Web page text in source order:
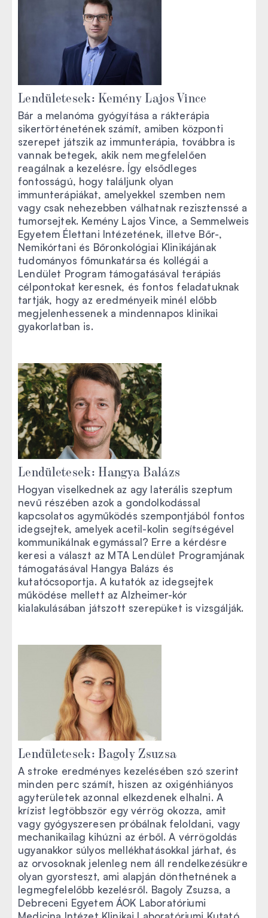
Lendületesek: Kemény Lajos Vince
Bár a melanóma gyógyítása a rákterápia
sikertörténetének számít, amiben központi
szerepet játszik az immunterápia, továbbra is
vannak betegek, akik nem megfelelően
reagálnak a kezelésre. Így elsődleges
fontosságú, hogy találjunk olyan
immunterápiákat, amelyekkel szemben nem
vagy csak nehezebben válhatnak rezisztenssé a
tumorsejtek. Kemény Lajos Vince, a Semmelweis
Egyetem Élettani Intézetének, illetve Bőr-,
Nemikórtani és Bőronkológiai Klinikájának
tudományos főmunkatársa és kollégái a
Lendület Program támogatásával terápiás
célpontokat keresnek, és fontos feladatuknak
tartják, hogy az eredményeik minél előbb
megjelenhessenek a mindennapos klinikai
gyakorlatban is.
Lendületesek: Hangya Balázs
Hogyan viselkednek az agy laterális szeptum
nevű részében azok a gondolkodással
kapcsolatos agyműködés szempontjából fontos
idegsejtek, amelyek acetil-kolin segítségével
kommunikálnak egymással? Erre a kérdésre
keresi a választ az MTA Lendület Programjának
támogatásával Hangya Balázs és
kutatócsoportja. A kutatók az idegsejtek
működése mellett az Alzheimer-kór
kialakulásában játszott szerepüket is vizsgálják.
Lendületesek: Bagoly Zsuzsa
A stroke eredményes kezelésében szó szerint
minden perc számít, hiszen az oxigénhiányos
agyterületek azonnal elkezdenek elhalni. A
krízist legtöbbször egy vérrög okozza, amit
vagy gyógyszeresen próbálnak feloldani, vagy
mechanikailag kihúzni az érből. A vérrögoldás
ugyanakkor súlyos mellékhatásokkal járhat, és
az orvosoknak jelenleg nem áll rendelkezésükre
olyan gyorsteszt, ami alapján dönthetnének a
legmegfelelőbb kezelésről. Bagoly Zsuzsa, a
Debreceni Egyetem ÁOK Laboratóriumi